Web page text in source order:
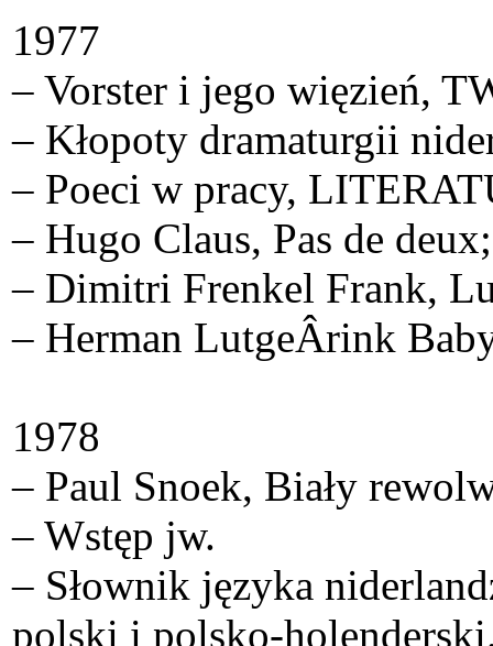
1977
– Vorster i jego więzień,
– Kłopoty dramaturgii
– Poeci w pracy,
– Hugo Claus, Pas de
– Dimitri Frenkel Frank,
– Herman LutgeÂ­rink
1978
– Paul Snoek, Biały
– Wstęp jw.
– Słownik języka
polski i polsko-